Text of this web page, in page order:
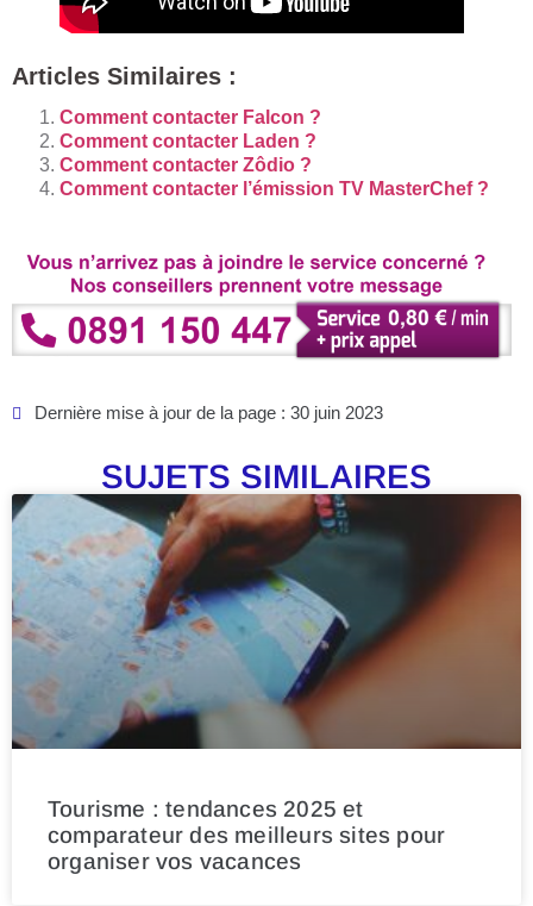
Articles Similaires :
Comment contacter Falcon ?
Comment contacter Laden ?
Comment contacter Zôdio ?
Comment contacter l’émission TV MasterChef ?
Dernière mise à jour de la page : 30 juin 2023
SUJETS SIMILAIRES
Tourisme : tendances 2025 et
comparateur des meilleurs sites pour
organiser vos vacances